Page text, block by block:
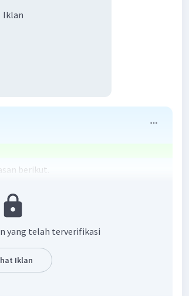
Iklan
berikut.
menggambarkan bagaimana atom-
tersebut berbagi elektron untuk
dua atom hidrogen masing-masing
untuk membentuk ikatan kovalen
garis tunggal (H-H) dalam struktur
dan bromin berbagi satu pasangan
yang telah terverifikasi
Iklan